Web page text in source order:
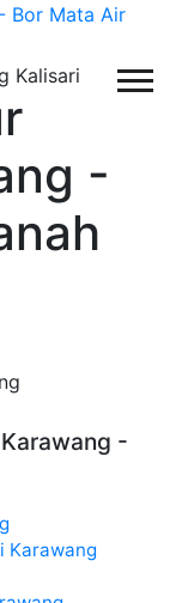
-
-
Karawang